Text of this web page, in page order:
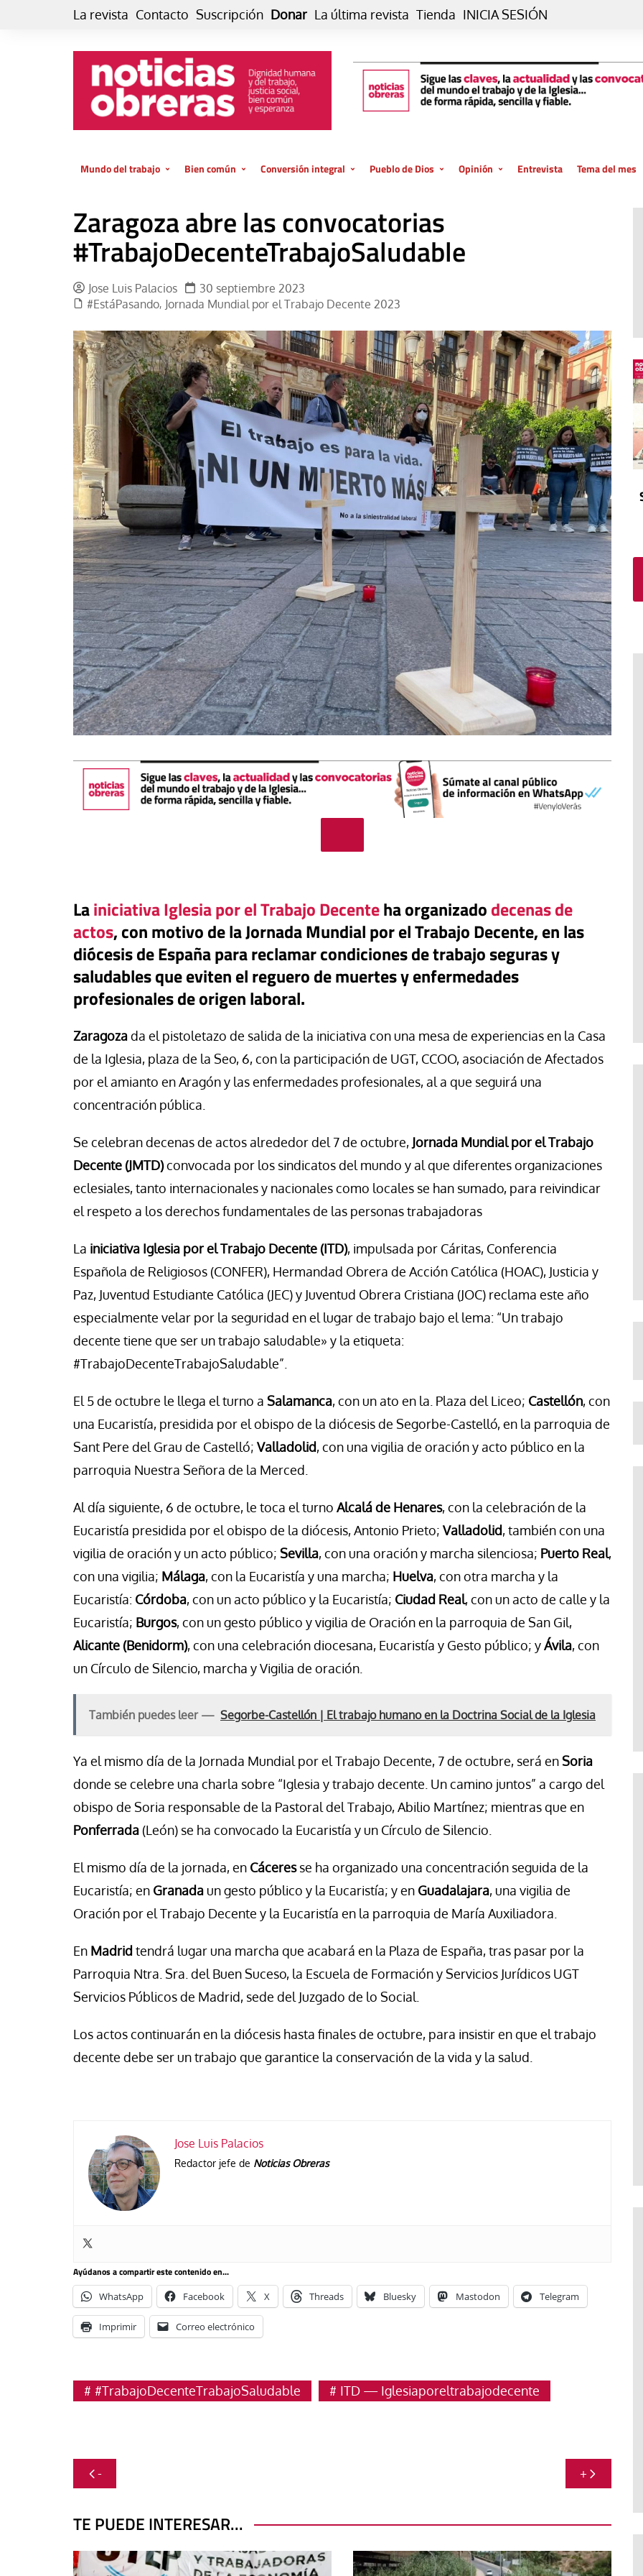
La revista Contacto Suscripción Donar La última revista Tienda INICIA SESIÓN
Mundo del trabajo
El trabajo es para la vida
GlobalizAcción
MMTC
Laboral
La mundialización
El amor en el mundo
Los empobrecidos por el
mundo
Radio — Mundo obrero hoy
Vidas precarias
Bien común
Economía
Conversión integral
El cuidado de la creación
Experiencia
Cultura
Libro
Cine
Dos minutos
Aplicaciones
Música
Poesía
Relato
Pueblo de Dios
La oración de cada día
Vaticano
El Evangelio en tu vida
In memoriam
Opinión
Blog Eutopía
Tribuna
Blog Sembrando sueños,
recogiendo humanidad
Blog Mensajes guardados
La columna
Entrevista Tema del mes
Zaragoza abre las convocatorias
#TrabajoDecenteTrabajoSaludable
Jose Luis Palacios
30 septiembre 2023
#EstáPasando, Jornada Mundial por el Trabajo Decente 2023
Lainiciativa Iglesia por el Trabajo Decenteha organizadodecenas de
actos, con motivo de la Jornada Mundial por el Trabajo Decente, en las
diócesis de España para reclamar condiciones de trabajo seguras y
saludables que eviten el reguero de muertes y enfermedades
profesionales de origen laboral.
Zaragozada el pistoletazo de salida de la iniciativa con una mesa de experiencias en la Casa
de la Iglesia, plaza de la Seo, 6, con la participación de UGT, CCOO, asociación de Afectados
por el amianto en Aragón y las enfermedades profesionales, al a que seguirá una
concentración pública.
Se celebran decenas de actos alrededor del 7 de octubre, Jornada Mundial por el Trabajo
Decente (JMTD)convocada por los sindicatos del mundo y al que diferentes organizaciones
eclesiales, tanto internacionales y nacionales como locales se han sumado, para reivindicar
el respeto a los derechos fundamentales de las personas trabajadoras
La iniciativa Iglesia por el Trabajo Decente (ITD), impulsada por Cáritas, Conferencia
Española de Religiosos (CONFER), Hermandad Obrera de Acción Católica (HOAC), Justicia y
Paz, Juventud Estudiante Católica (JEC) y Juventud Obrera Cristiana (JOC) reclama este año
especialmente velar por la seguridad en el lugar de trabajo bajo el lema: “Un trabajo
decente tiene que ser un trabajo saludable» y la etiqueta:
#TrabajoDecenteTrabajoSaludable”.
El 5 de octubre le llega el turno a Salamanca, con un ato en la. Plaza del Liceo; Castellón, con
una Eucaristía, presidida por el obispo de la diócesis de Segorbe-Castelló, en la parroquia de
Sant Pere del Grau de Castelló; Valladolid, con una vigilia de oración y acto público en la
parroquia Nuestra Señora de la Merced.
Al día siguiente, 6 de octubre, le toca el turno Alcalá de Henares, con la celebración de la
Eucaristía presidida por el obispo de la diócesis, Antonio Prieto; Valladolid, también con una
vigilia de oración y un acto público; Sevilla, con una oración y marcha silenciosa; Puerto Real,
con una vigilia; Málaga, con la Eucaristía y una marcha; Huelva, con otra marcha y la
Eucaristía: Córdoba, con un acto público y la Eucaristía; Ciudad Real, con un acto de calle y la
Eucaristía; Burgos, con un gesto público y vigilia de Oración en la parroquia de San Gil,
Alicante (Benidorm), con una celebración diocesana, Eucaristía y Gesto público; yÁvila, con
un Círculo de Silencio, marcha y Vigilia de oración.
También puedes leer — Segorbe-Castellón | El trabajo humano en la Doctrina Social de la Iglesia
Ya el mismo día de la Jornada Mundial por el Trabajo Decente, 7 de octubre, será enSoria
donde se celebre una charla sobre “Iglesia y trabajo decente. Un camino juntos” a cargo del
obispo de Soria responsable de la Pastoral del Trabajo, Abilio Martínez; mientras que en
Ponferrada (León) se ha convocado la Eucaristía y un Círculo de Silencio.
El mismo día de la jornada, en Cáceresse ha organizado una concentración seguida de la
Eucaristía; en Granada un gesto público y la Eucaristía; y en Guadalajara, una vigilia de
Oración por el Trabajo Decente y la Eucaristía en la parroquia de María Auxiliadora.
En Madrid tendrá lugar una marcha que acabará en la Plaza de España, tras pasar por la
Parroquia Ntra. Sra. del Buen Suceso, la Escuela de Formación y Servicios Jurídicos UGT
Servicios Públicos de Madrid, sede del Juzgado de lo Social.
Los actos continuarán en la diócesis hasta finales de octubre, para insistir en que el trabajo
decente debe ser un trabajo que garantice la conservación de la vida y la salud.
Jose Luis Palacios
Redactor jefe de Noticias Obreras
Ayúdanos a compartir este contenido en...
WhatsApp Facebook X Threads Bluesky Mastodon Telegram
Imprimir Correo electrónico
#TrabajoDecenteTrabajoSaludable ITD — Iglesiaporeltrabajodecente
Navegación
de - +
TE PUEDE INTERESAR...
Revista de Verano
transformadora de la
(Quisco) Vicente
Ceuta: una pieza más en el
tablero para el iliberalismo que
atenta contra las democracias
del mundo
David Alvarado
Blog El Evangelio del trabajo
«Mándame ir hacia ti andando
sobre el agua»
Jorge Hernández